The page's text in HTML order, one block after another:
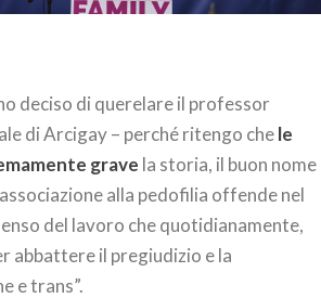
deciso di querelare il professor
di Arcigay – perché ritengo chele
grave la storia, il buon nome
alla pedofilia offende nel
del lavoro che quotidianamente,
abbattere il pregiudizio e la
e trans”.